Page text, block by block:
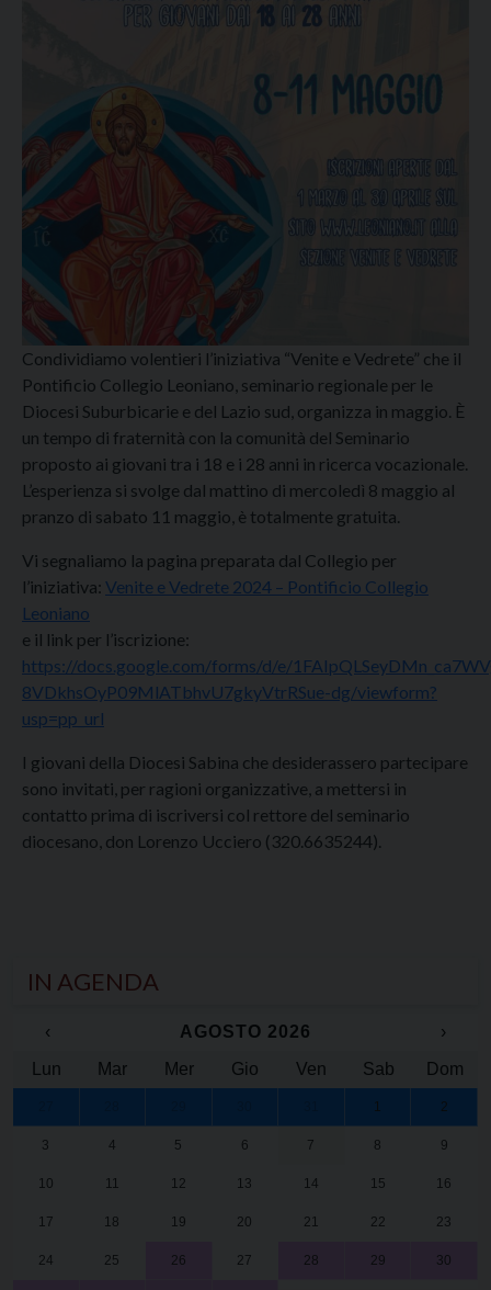
Condividiamo volentieri l’iniziativa “Venite e Vedrete” che il
Pontificio Collegio Leoniano, seminario regionale per le
Diocesi Suburbicarie e del Lazio sud, organizza in maggio. È
un tempo di fraternità con la comunità del Seminario
proposto ai giovani tra i 18 e i 28 anni in ricerca vocazionale.
L’esperienza si svolge dal mattino di mercoledì 8 maggio al
pranzo di sabato 11 maggio, è totalmente gratuita.
Vi segnaliamo la pagina preparata dal Collegio per
l’iniziativa: Venite e Vedrete 2024 – Pontificio Collegio
Leoniano
e il link per l’iscrizione:
https://docs.google.com/forms/d/e/
8VDkhsOyP09MlATbhvU7gkyVtrRSue-dg/viewform?
usp=pp_url
I giovani della Diocesi Sabina che desiderassero partecipare
sono invitati, per ragioni organizzative, a mettersi in
contatto prima di iscriversi col rettore del seminario
diocesano, don Lorenzo Ucciero (320.6635244).
IN AGENDA
‹ AGOSTO 2026
›
Lun
Mar Mer Gio Ven Sab Dom
1
2
3
4 5 6 7 8 9
10 11 12 13 14 15 16
17 18 19 20 21 22 23
24 25 26 27 28 29 30